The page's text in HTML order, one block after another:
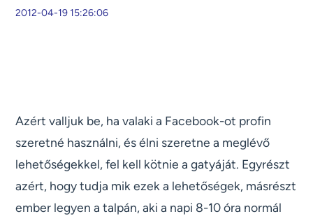
2012-04-19 15:26:06
Azért valljuk be, ha valaki a Facebook-ot profin
szeretné használni, és élni szeretne a meglévő
lehetőségekkel, fel kell kötnie a gatyáját. Egyrészt
azért, hogy tudja mik ezek a lehetőségek, másrészt
ember legyen a talpán, aki a napi 8-10 óra normál